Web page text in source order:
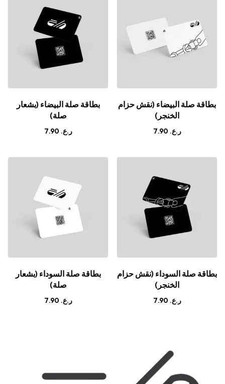
بطاقة صلة البيضاء (بشعار
صلة)
ر.ع.
بطاقة صلة البيضاء (نقش حزام
الخنجر)
ر.ع.
بطاقة صلة السوداء (بشعار
صلة)
ر.ع.
بطاقة صلة السوداء (نقش حزام
الخنجر)
ر.ع.